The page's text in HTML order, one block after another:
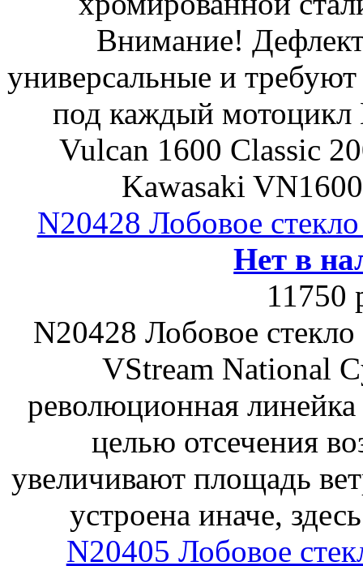
Внимание!
универсальные и
под каждый
Vulcan 1600 Classic
Kawasaki
N20428 Лобовое
Нет в
11750
N20428 Лобовое
VStream National
революционная
целью отсечения
увеличивают площадь
устроена иначе,
N20405 Лобовое